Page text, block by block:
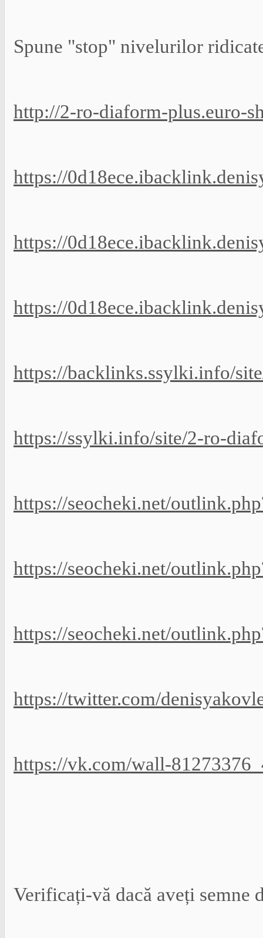
Spune "stop" nivelurilor
http://2-ro-diaform-plus.euro-
https://
https://
https://
https://backlinks.ssylki.info/
https://ssylki.info/site/2-ro-
https://seocheki.net/
https://seocheki.net/
https://seocheki.net/
https://twitter.com/
https://vk.com/wall-
Verificați-vă dacă aveți semne